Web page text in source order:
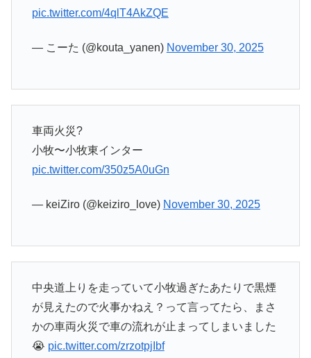
pic.twitter.com/4qlT4AkZQE
— こーた (@kouta_yanen) November 30, 2025
車両火災?
小牧〜小牧東インター
pic.twitter.com/350z5A0uGn
— keiZiro (@keiziro_love) November 30, 2025
中央道上りを走っていて小牧過ぎたあたりで黒煙
が見えたので火事かねえ？って言ってたら、まさ
かの車両火災で車の流れが止まってしまいました
😭 pic.twitter.com/zrzotpjIbf